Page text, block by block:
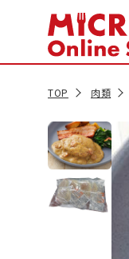
TOP 肉類